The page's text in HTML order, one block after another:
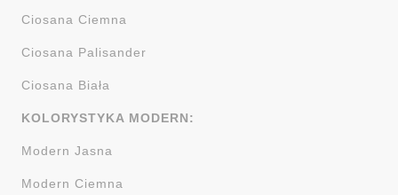
Ciosana Ciemna
Ciosana Palisander
Ciosana Biała
KOLORYSTYKA MODERN:
Modern Jasna
Modern Ciemna